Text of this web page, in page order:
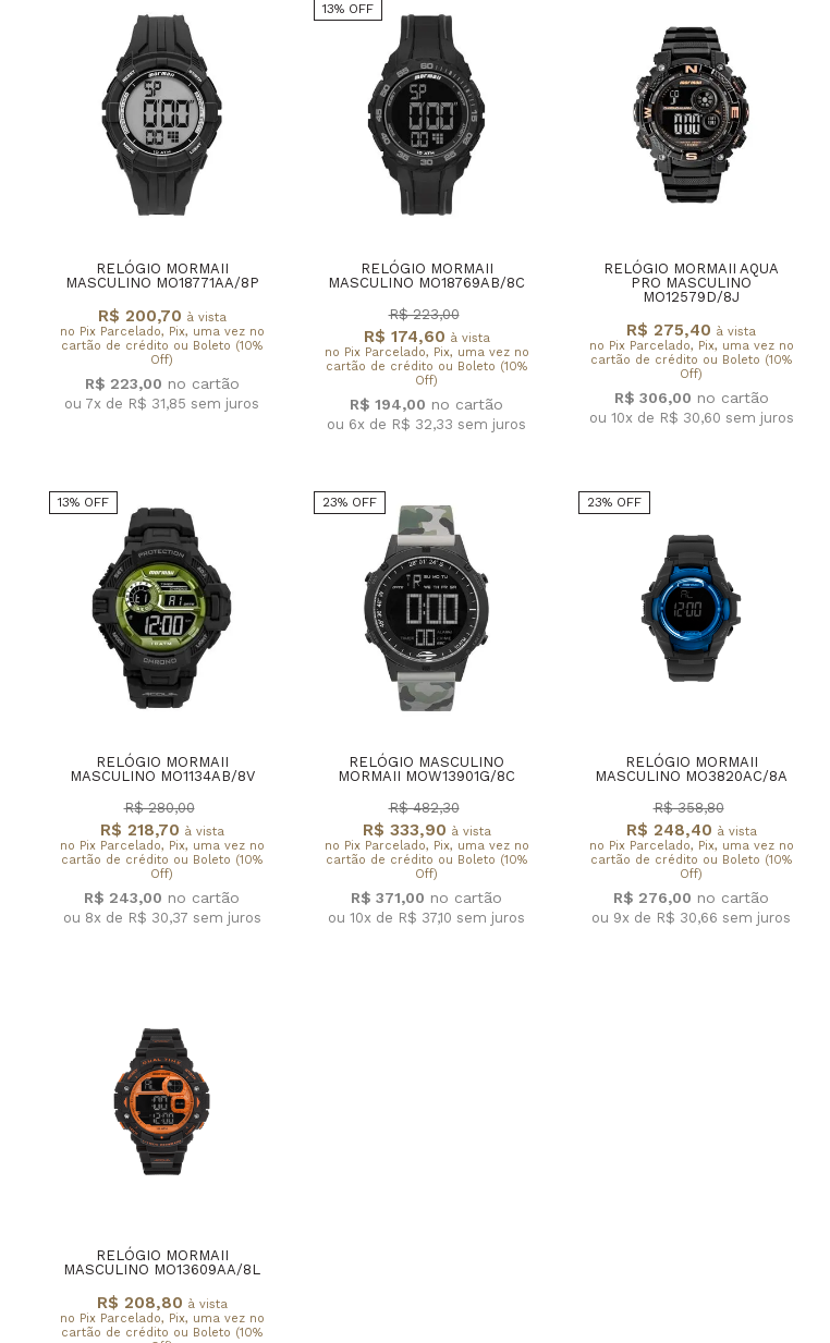
RELÓGIO MORMAII
MASCULINO MO18771AA/8P
R$ 200,70 à vista
no Pix Parcelado, Pix, uma vez no
cartão de crédito ou Boleto (10%
Off)
R$ 223,00
ou 7x de R$ 31,85 sem juros
13% OFF
RELÓGIO MORMAII
MASCULINO MO18769AB/8C
R$ 174,60 à vista
no Pix Parcelado, Pix, uma vez no
cartão de crédito ou Boleto (10%
Off)
R$ 223,00
R$ 194,00
ou 6x de R$ 32,33 sem juros
RELÓGIO MORMAII AQUA
PRO MASCULINO
MO12579D/8J
R$ 275,40 à vista
no Pix Parcelado, Pix, uma vez no
cartão de crédito ou Boleto (10%
Off)
R$ 306,00
ou 10x de R$ 30,60 sem juros
13% OFF
RELÓGIO MORMAII
MASCULINO MO1134AB/8V
R$ 218,70 à vista
no Pix Parcelado, Pix, uma vez no
cartão de crédito ou Boleto (10%
Off)
R$ 280,00
R$ 243,00
ou 8x de R$ 30,37 sem juros
23% OFF
RELÓGIO MASCULINO
MORMAII MOW13901G/8C
R$ 333,90 à vista
no Pix Parcelado, Pix, uma vez no
cartão de crédito ou Boleto (10%
Off)
R$ 482,30
R$ 371,00
ou 10x de R$ 37,10 sem juros
23% OFF
RELÓGIO MORMAII
MASCULINO MO3820AC/8A
R$ 248,40 à vista
no Pix Parcelado, Pix, uma vez no
cartão de crédito ou Boleto (10%
Off)
R$ 358,80
R$ 276,00
ou 9x de R$ 30,66 sem juros
RELÓGIO MORMAII
MASCULINO MO13609AA/8L
R$ 208,80 à vista
no Pix Parcelado, Pix, uma vez no
cartão de crédito ou Boleto (10%